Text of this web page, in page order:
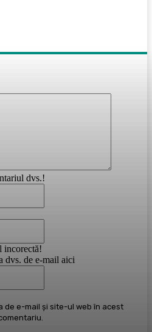
dvs.!
incorectă!
dvs. de e-mail aici
de e-mail și site-ul web în acest